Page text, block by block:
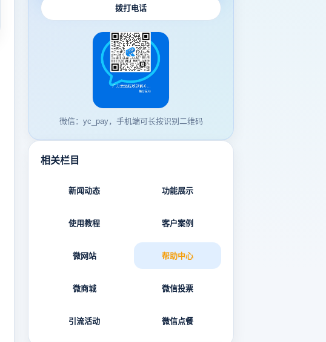
拨打电话
微信：yc_pay，手机端可长按识别二维码
相关栏目
新闻动态 功能展示
使用教程 客户案例
微网站 帮助中心
微商城 微信投票
引流活动 微信点餐